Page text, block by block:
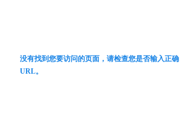
没有找到您要访问的页面，请检查您是否输入正确
URL。